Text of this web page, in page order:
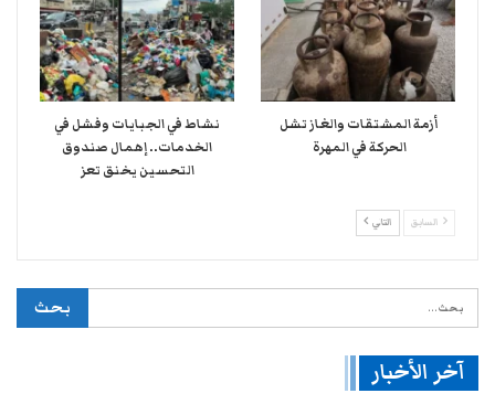
أزمة المشتقات والغاز تشل
الحركة في المهرة ​
نشاط في الجبايات وفشل في
الخدمات.. إهمال صندوق
التحسين يخنق تعز
السابق التالي
آخر الأخبار